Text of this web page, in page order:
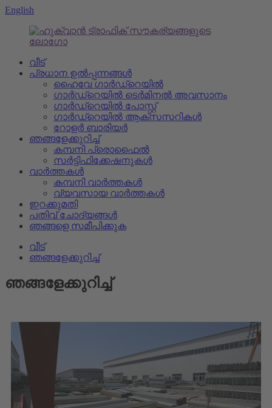
English
വീട്
പ്രധാന ഉൽപ്പന്നങ്ങൾ
ഹൈവേ ഗാർഡ്‌റെയിൽ
ഗാർഡ്‌റെയിൽ ടെർമിനൽ അവസാനം
ഗാർഡ്‌റെയിൽ പോസ്റ്റ്
ഗാർഡ്‌റെയിൽ ആക്‌സസറികൾ
റോളർ ബാരിയർ
ഞങ്ങളേക്കുറിച്ച്
കമ്പനി പ്രൊഫൈൽ
സർട്ടിഫിക്കേഷനുകൾ
വാർത്തകൾ
കമ്പനി വാർത്തകൾ
വ്യവസായ വാർത്തകൾ
ഇറക്കുമതി
പതിവ് ചോദ്യങ്ങൾ
ഞങ്ങളെ സമീപിക്കുക
വീട്
ഞങ്ങളേക്കുറിച്ച്
ഞങ്ങളേക്കുറിച്ച്